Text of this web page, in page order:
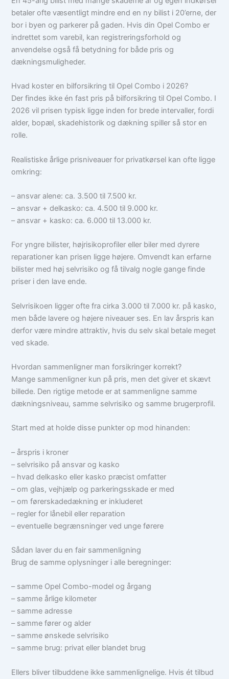
betaler ofte væsentligt mindre end en ny bilist i 20’erne, der
bor i byen og parkerer på gaden. Hvis din Opel Combo er
indrettet som varebil, kan registreringsforhold og
anvendelse også få betydning for både pris og
dækningsmuligheder.
Hvad koster en bilforsikring til Opel Combo i 2026?
Der findes ikke én fast pris på bilforsikring til Opel Combo. I
2026 vil prisen typisk ligge inden for brede intervaller, fordi
alder, bopæl, skadehistorik og dækning spiller så stor en
rolle.
Realistiske årlige prisniveauer for privatkørsel kan ofte ligge
omkring:
– ansvar alene: ca. 3.500 til 7.500 kr.
– ansvar + delkasko: ca. 4.500 til 9.000 kr.
– ansvar + kasko: ca. 6.000 til 13.000 kr.
For yngre bilister, højrisikoprofiler eller biler med dyrere
reparationer kan prisen ligge højere. Omvendt kan erfarne
bilister med høj selvrisiko og få tilvalg nogle gange finde
priser i den lave ende.
Selvrisikoen ligger ofte fra cirka 3.000 til 7.000 kr. på kasko,
men både lavere og højere niveauer ses. En lav årspris kan
derfor være mindre attraktiv, hvis du selv skal betale meget
ved skade.
Hvordan sammenligner man forsikringer korrekt?
Mange sammenligner kun på pris, men det giver et skævt
billede. Den rigtige metode er at sammenligne samme
dækningsniveau, samme selvrisiko og samme brugerprofil.
Start med at holde disse punkter op mod hinanden:
– årspris i kroner
– selvrisiko på ansvar og kasko
– hvad delkasko eller kasko præcist omfatter
– om glas, vejhjælp og parkeringsskade er med
– om førerskadedækning er inkluderet
– regler for lånebil eller reparation
– eventuelle begrænsninger ved unge førere
Sådan laver du en fair sammenligning
Brug de samme oplysninger i alle beregninger:
– samme Opel Combo-model og årgang
– samme årlige kilometer
– samme adresse
– samme fører og alder
– samme ønskede selvrisiko
– samme brug: privat eller blandet brug
Ellers bliver tilbuddene ikke sammenlignelige. Hvis ét tilbud